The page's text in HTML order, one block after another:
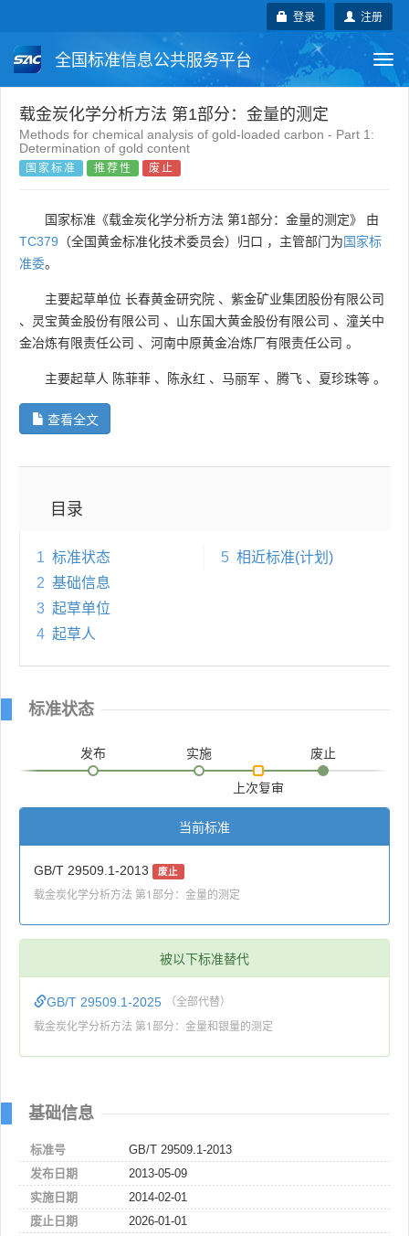
注册
登录
全国标准信息公共服务平台
国家标准 行业标准 地方标准
团体标准 企业标准
载金炭化学分析方法 第1部分：金量的测定
Methods for chemical analysis of gold-loaded carbon - Part 1:
Determination of gold content
国家标准 推荐性 废止
国家标准《载金炭化学分析方法 第1部分：金量的测定》 由
TC379 （全国黄金标准化技术委员会）归口 ，主管部门为国家标
准委。
主要起草单位 长春黄金研究院 、 紫金矿业集团股份有限公司
、 灵宝黄金股份有限公司 、 山东国大黄金股份有限公司 、 潼关中
金冶炼有限责任公司 、 河南中原黄金冶炼厂有限责任公司 。
主要起草人 陈菲菲 、 陈永红 、 马丽军 、 腾飞 、 夏珍珠等 。
查看全文
目录
1 标准状态
2 基础信息
3 起草单位
4 起草人
5 相近标准(计划)
标准状态
发布 实施
上次复审
废止
当前标准
GB/T 29509.1-2013 废止
载金炭化学分析方法 第1部分：金量的测定
被以下标准替代
GB/T 29509.1-2025 （全部代替）
载金炭化学分析方法 第1部分：金量和银量的测定
基础信息
标准号
GB/T 29509.1-2013
发布日期
2013-05-09
实施日期
2014-02-01
废止日期
2026-01-01